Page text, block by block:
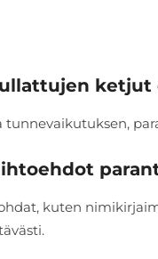
ketjut
tunnevaikutuksen,
kuten